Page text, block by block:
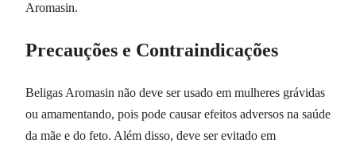
Aromasin.
Precauções e Contraindicações
Beligas Aromasin não deve ser usado em mulheres grávidas
ou amamentando, pois pode causar efeitos adversos na saúde
da mãe e do feto. Além disso, deve ser evitado em